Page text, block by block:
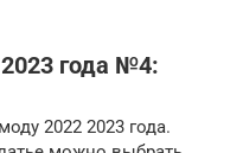
года №4:
2022 2023 года.